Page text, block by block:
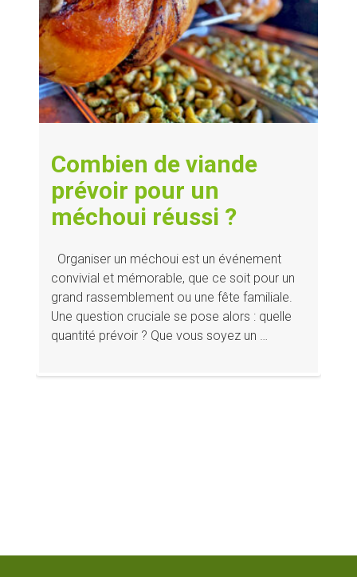
Combien de viande
prévoir pour un
méchoui réussi ?
Organiser un méchoui est un événement
convivial et mémorable, que ce soit pour un
grand rassemblement ou une fête familiale.
Une question cruciale se pose alors : quelle
quantité prévoir ? Que vous soyez un …